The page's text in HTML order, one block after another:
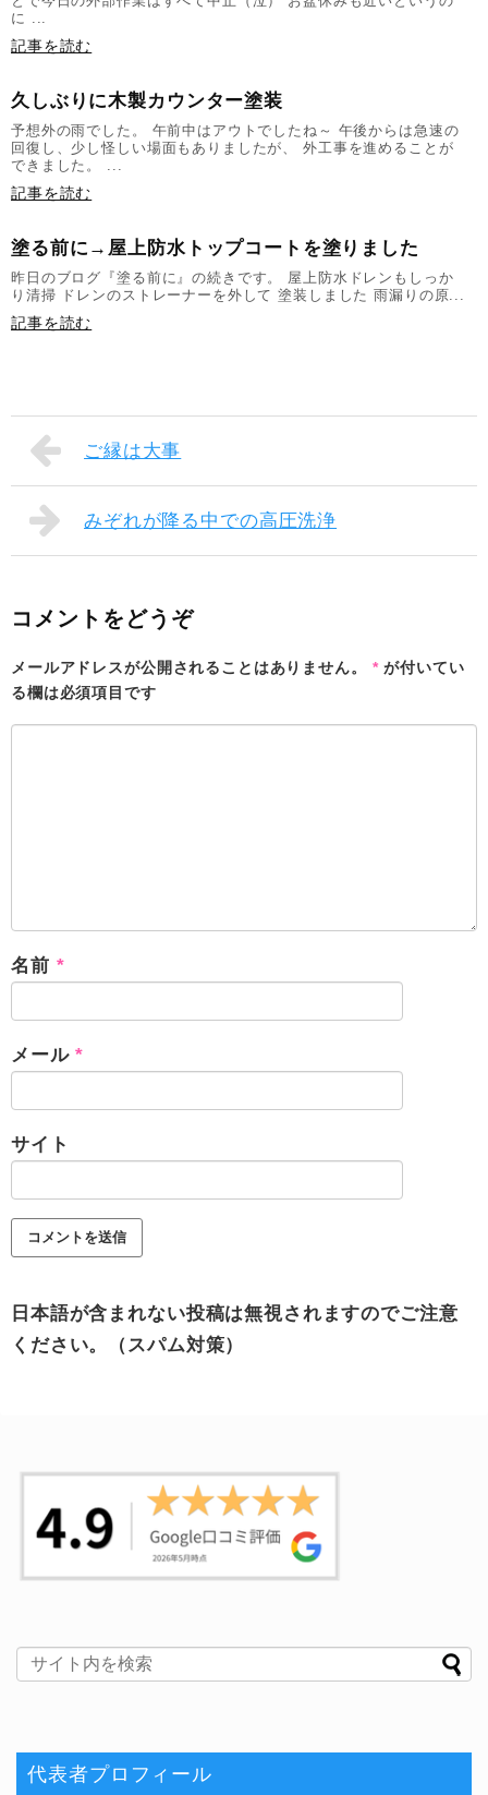
に ...
記事を読む
久しぶりに木製カウンター塗装
予想外の雨でした。 午前中はアウトでしたね～ 午後からは急速の
回復し、少し怪しい場面もありましたが、 外工事を進めることが
できました。 ...
記事を読む
塗る前に→屋上防水トップコートを塗りました
昨日のブログ『塗る前に』の続きです。 屋上防水ドレンもしっか
り清掃 ドレンのストレーナーを外して 塗装しました 雨漏りの原...
記事を読む
ご縁は大事
みぞれが降る中での高圧洗浄
コメントをどうぞ
メールアドレスが公開されることはありません。 *が付いてい
る欄は必須項目です
名前 *
メール*
サイト
日本語が含まれない投稿は無視されますのでご注意
ください。（スパム対策）
代表者プロフィール